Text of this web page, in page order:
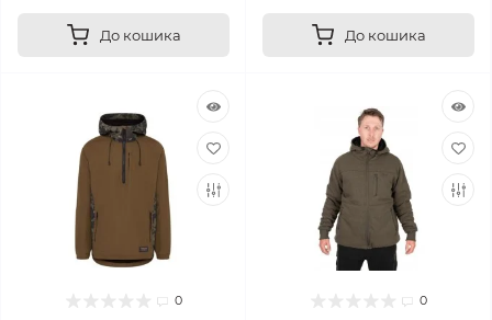
До кошика До кошика
0 0